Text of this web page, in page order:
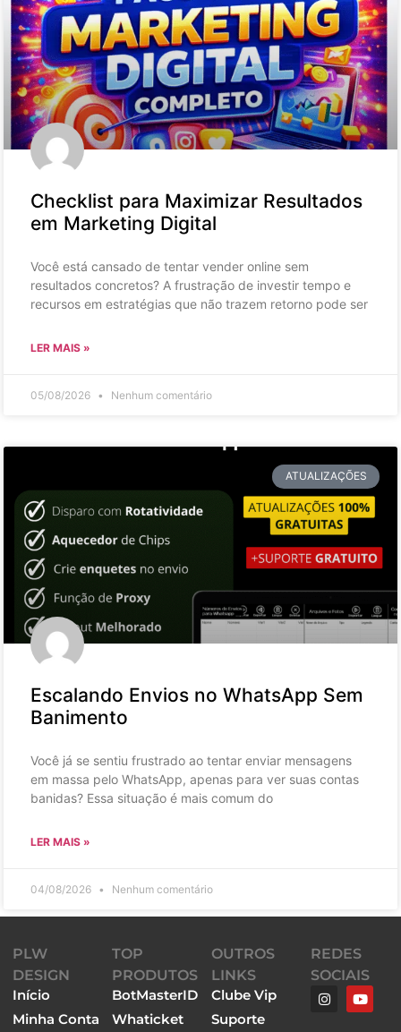
Checklist para Maximizar Resultados
em Marketing Digital
Você está cansado de tentar vender online sem
resultados concretos? A frustração de investir tempo e
recursos em estratégias que não trazem retorno pode ser
LER MAIS »
05/08/2026 Nenhum comentário
ATUALIZAÇÕES
Escalando Envios no WhatsApp Sem
Banimento
Você já se sentiu frustrado ao tentar enviar mensagens
em massa pelo WhatsApp, apenas para ver suas contas
banidas? Essa situação é mais comum do
LER MAIS »
04/08/2026 Nenhum comentário
PLW
DESIGN
Início
Minha Conta
TOP
PRODUTOS
BotMasterID
Whaticket
OUTROS
LINKS
Clube Vip
Suporte
REDES
SOCIAIS